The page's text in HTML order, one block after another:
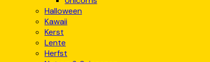
Halloween
Kawaii
Kerst
Lente
Herfst